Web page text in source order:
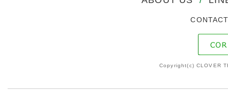
Copyright(c) CLOVER